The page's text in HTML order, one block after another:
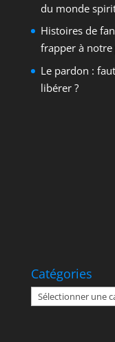
du monde
Histoires de
frapper à
Le pardon :
libérer ?
Catégories
Catégories